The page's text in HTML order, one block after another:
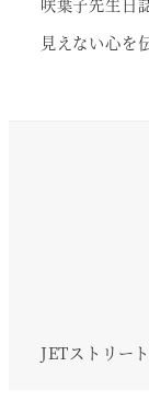
見えない心を
JETストリー